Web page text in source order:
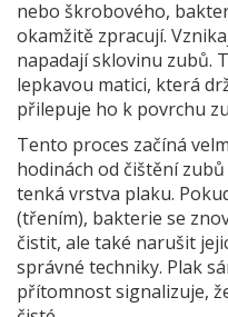
nebo škrobového,
okamžitě zpracují.
napadají sklovinu zubů.
lepkavou matici, která
přilepuje ho k povrchu
Tento proces začíná
hodinách od čištění
tenká vrstva plaku.
(třením), bakterie se
čistit, ale také narušit
správné techniky. Plak
přítomnost signalizuje,